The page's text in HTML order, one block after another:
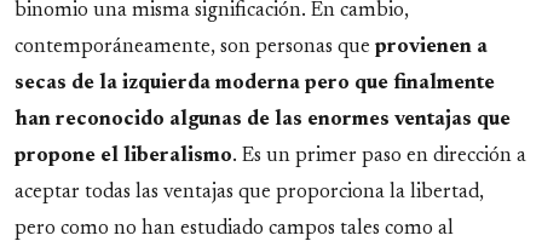
binomio una misma significación. En cambio,
contemporáneamente, son personas que provienen a
secas de la izquierda moderna pero que finalmente
han reconocido algunas de las enormes ventajas que
propone el liberalismo. Es un primer paso en dirección a
aceptar todas las ventajas que proporciona la libertad,
pero como no han estudiado campos tales como al